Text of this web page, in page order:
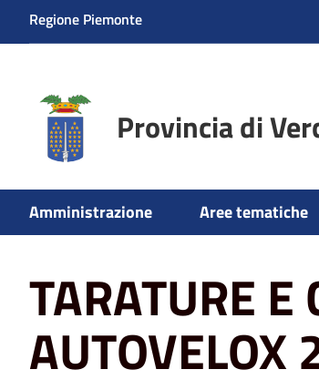
Regione Piemonte
Provincia di
Amministrazione Aree tematiche
Home TARATURE E COLLAUDI AUTOVELOX
TARATURE E
AUTOVELOX